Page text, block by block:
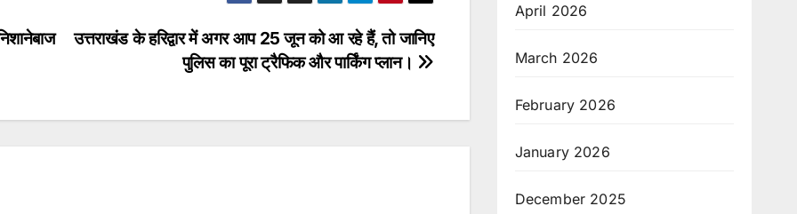
उत्तराखंड के हरिद्वार में अगर आप 25 जून को आ रहे हैं, तो जानिए
पुलिस का पूरा ट्रैफिक और पार्किंग प्लान।
April 2026
March 2026
February 2026
January 2026
December 2025